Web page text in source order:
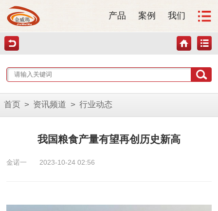
产品 案例 我们
首页 > 资讯频道 > 行业动态
我国粮食产量有望再创历史新高
金诺一 2023-10-24 02:56